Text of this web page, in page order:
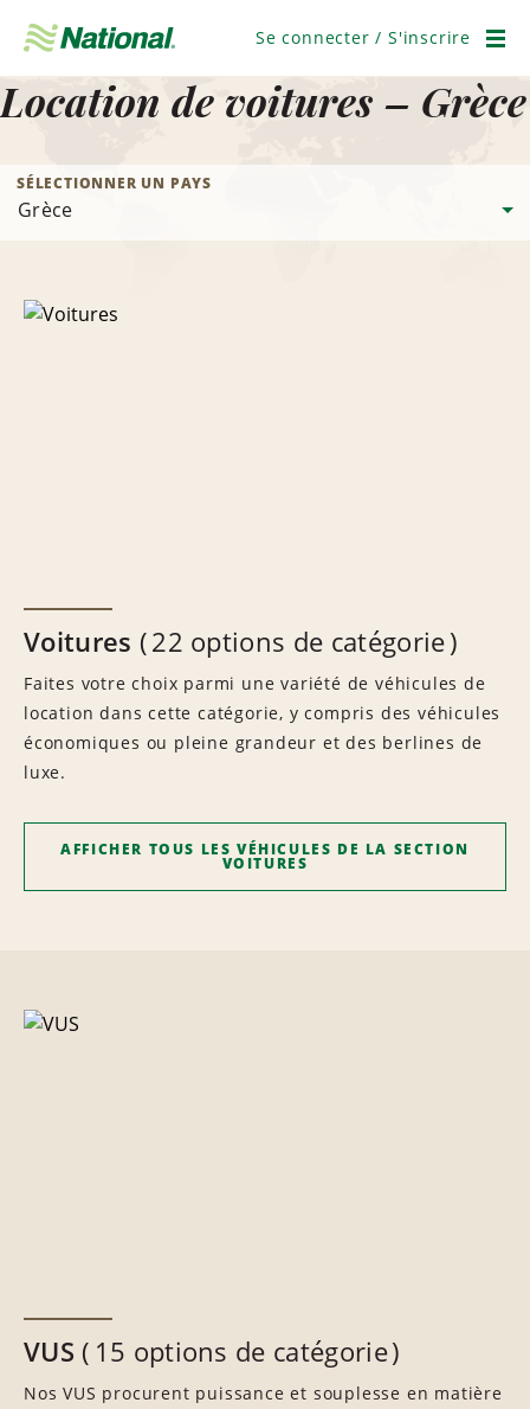
navigation
Se connecter / S'inscrire
Location de voitures – Grèce
SÉLECTIONNER UN PAYS
Voitures 22 options de catégorie
Faites votre choix parmi une variété de véhicules de
location dans cette catégorie, y compris des véhicules
économiques ou pleine grandeur et des berlines de
luxe.
AFFICHER TOUS LES VÉHICULES DE LA SECTION
VOITURES
VUS 15 options de catégorie
Nos VUS procurent puissance et souplesse en matière